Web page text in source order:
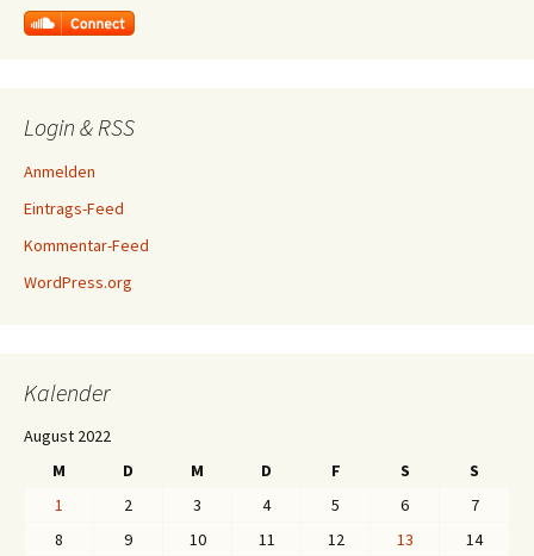
Login & RSS
Anmelden
Eintrags-Feed
Kommentar-Feed
WordPress.org
Kalender
August 2022
M
D M D F S
S
1
2 3 4 5 6
7
8
9 10 11 12 13
14